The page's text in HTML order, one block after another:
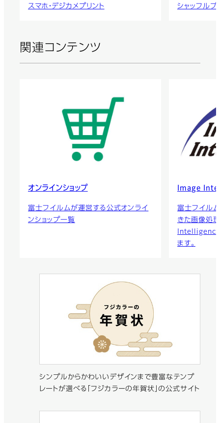
スマホ・デジカメプリント シャッフルプ
関連コンテンツ
オンラインショップ
富士フイルムが運営する公式オンライ
ンショップ一覧
Image
富士フイル
きた画像処
ます。
シンプルからかわいいデザインまで豊富なテンプ
レートが選べる「フジカラーの年賀状」の公式サイト